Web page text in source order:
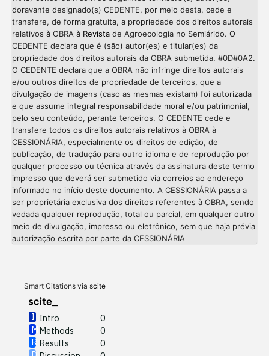
doravante designado(s) CEDENTE, por meio desta, cede e
transfere, de forma gratuita, a propriedade dos direitos autorais
relativos à OBRA à Revistade Agroecologia no Semiárido. O
CEDENTE declara que é (são) autor(es) e titular(es) da
propriedade dos direitos autorais da OBRA submetida. #0D#0A2.
O CEDENTE declara que a OBRA não infringe direitos autorais
e/ou outros direitos de propriedade de terceiros, que a
divulgação de imagens (caso as mesmas existam) foi autorizada
e que assume integral responsabilidade moral e/ou patrimonial,
pelo seu conteúdo, perante terceiros. O CEDENTE cede e
transfere todos os direitos autorais relativos à OBRA à
CESSIONÁRIA, especialmente os direitos de edição, de
publicação, de tradução para outro idioma e de reprodução por
qualquer processo ou técnica através da assinatura deste termo
impresso que deverá ser submetido via correios ao endereço
informado no início deste documento. A CESSIONÁRIA passa a
ser proprietária exclusiva dos direitos referentes à OBRA, sendo
vedada qualquer reprodução, total ou parcial, em qualquer outro
meio de divulgação, impresso ou eletrônico, sem que haja prévia
autorização escrita por parte da CESSIONÁRIA
Smart Citations via scite_
Intro
0
Methods
0
Results
0
Intro